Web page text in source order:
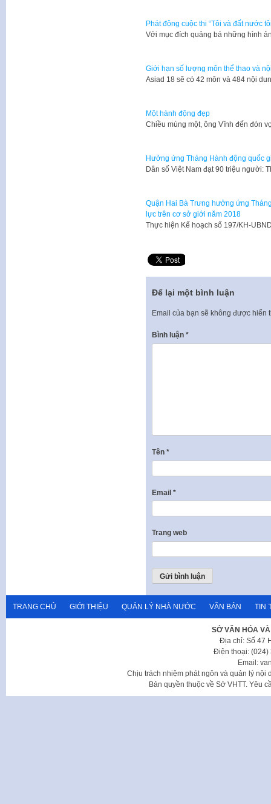
Phát động cuộc thi “Tôi và đất nước
​Với mục đích quảng bá những hình
Giới hạn số lượng môn thể thao và
Asiad 18 sẽ có 42 môn và 484 nội
Một hành động đẹp
Chiều mùng một, ông Vĩnh đến đón
Hưởng ứng Tháng Hành động quốc
Dân số Việt Nam đạt 90 triệu
Quận Hai Bà Trưng hưởng ứng
lực trên cơ sở giới năm 2018
Thực hiện Kế hoạch số 197/KH-
Để lại một bình luận
Email của bạn sẽ không được hiển
Bình luận *
Tên *
Email *
Trang web
TRANG CHỦ GIỚI THIỆU QUẢN LÝ NHÀ NƯỚC VĂN BẢN TIN
SỞ VĂN HÓA
Địa chỉ: Số 47
Điện thoại: (024)
Email:
Chịu trách nhiệm phát ngôn và quản lý nội
Bản quyền thuộc về Sở VHTT. Yêu